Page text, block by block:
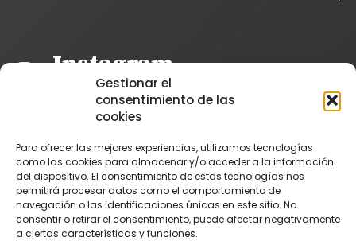
Gestionar el
consentimiento de las
cookies
Para ofrecer las mejores experiencias, utilizamos tecnologías
como las cookies para almacenar y/o acceder a la información
del dispositivo. El consentimiento de estas tecnologías nos
permitirá procesar datos como el comportamiento de
navegación o las identificaciones únicas en este sitio. No
consentir o retirar el consentimiento, puede afectar negativamente
a ciertas características y funciones.
Instagram
@patatascatalan
Facebook
Vimeo
Patatascatalan
Youtube
PatatasCatalan